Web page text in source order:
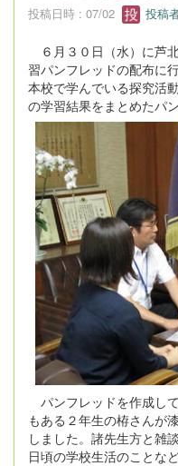
投稿日時 : 07/02 投稿
６月３０日（水）に芦
習パンフレッドの配布に
本校で学んでいる探究活
の学習結果をまとめたパ
パンフレッドを作成し
もある２年生の栫さんが
しました。諸先生方と雑
日頃の学校生活のことな